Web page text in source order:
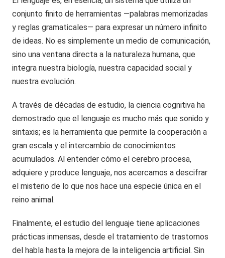
conjunto finito de herramientas —palabras memorizadas
y reglas gramaticales— para expresar un número infinito
de ideas. No es simplemente un medio de comunicación,
sino una ventana directa a la naturaleza humana, que
integra nuestra biología, nuestra capacidad social y
nuestra evolución.
A través de décadas de estudio, la ciencia cognitiva ha
demostrado que el lenguaje es mucho más que sonido y
sintaxis; es la herramienta que permite la cooperación a
gran escala y el intercambio de conocimientos
acumulados. Al entender cómo el cerebro procesa,
adquiere y produce lenguaje, nos acercamos a descifrar
el misterio de lo que nos hace una especie única en el
reino animal.
Finalmente, el estudio del lenguaje tiene aplicaciones
prácticas inmensas, desde el tratamiento de trastornos
del habla hasta la mejora de la inteligencia artificial. Sin